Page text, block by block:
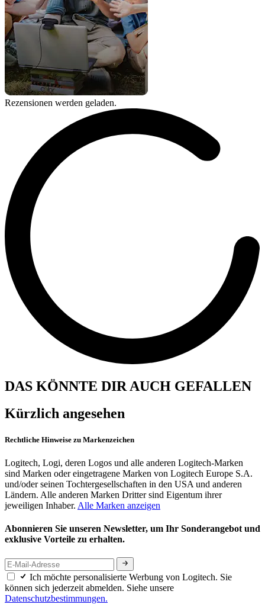
Rezensionen werden geladen.
DAS KÖNNTE DIR AUCH GEFALLEN
Kürzlich angesehen
Rechtliche Hinweise zu Markenzeichen
Logitech, Logi, deren Logos und alle anderen Logitech-Marken
sind Marken oder eingetragene Marken von Logitech Europe S.A.
und/oder seinen Tochtergesellschaften in den USA und anderen
Ländern. Alle anderen Marken Dritter sind Eigentum ihrer
jeweiligen Inhaber. Alle Marken anzeigen
Abonnieren Sie unseren Newsletter, um Ihr Sonderangebot und
exklusive Vorteile zu erhalten.
Ich möchte personalisierte Werbung von Logitech. Sie
können sich jederzeit abmelden. Siehe unsere
Datenschutzbestimmungen.